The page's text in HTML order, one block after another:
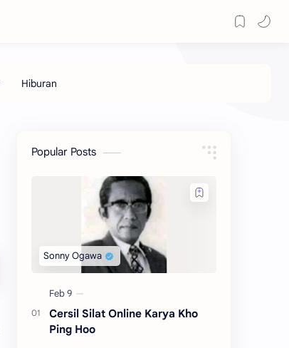
Popular Posts
Cersil Silat Online Karya Kho
Ping Hoo